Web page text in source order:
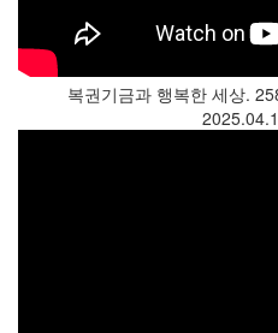
복권기금과 행복한 세상.